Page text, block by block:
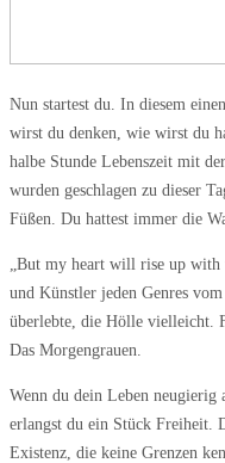
Nun startest du. In diesem
wirst du denken, wie wirst du
halbe Stunde Lebenszeit mit
wurden geschlagen zu dieser
Füßen. Du hattest immer die
„But my heart will rise up
und Künstler jeden Genres
überlebte, die Hölle vielleicht.
Das Morgengrauen.
Wenn du dein Leben neugierig
erlangst du ein Stück Freiheit.
Existenz, die keine Grenzen